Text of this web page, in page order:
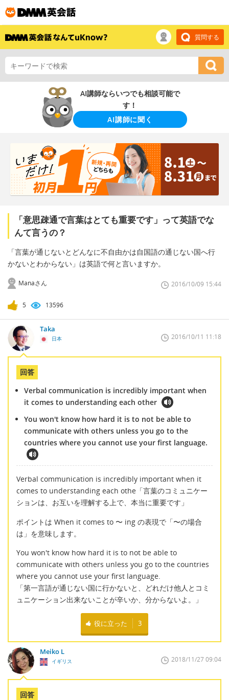
質問する
AI講師ならいつでも相談可能で
す！
AI講師に聞く
「意思疎通で言葉はとても重要です」って英語でな
んて言うの？
「言葉が通じないとどんなに不自由かは自国語の通じない国へ行
かないとわからない」は英語で何と言いますか。
Manaさん 2016/10/09 15:44
5 13596
Taka
日本 2016/10/11 11:18
回答
Verbal communication is incredibly important when
it comes to understanding each other
You won't know how hard it is to not be able to
communicate with others unless you go to the
countries where you cannot use your first language.
Verbal communication is incredibly important when it
comes to understanding each othe「言葉のコミュニケー
ションは、お互いを理解する上で、本当に重要です」
ポイントは When it comes to 〜 ing の表現で「〜の場合
は」を意味します。
You won't know how hard it is to not be able to
communicate with others unless you go to the countries
where you cannot use your first language.
「第一言語が通じない国に行かないと、どれだけ他人とコミ
ュニケーション出来ないことが辛いか、分からないよ。」
役に立った 3
Meiko L
イギリス 2018/11/27 09:04
回答